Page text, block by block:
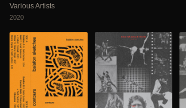
Various Artists
2020